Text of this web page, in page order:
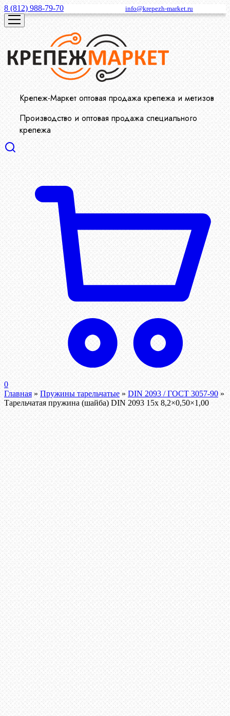
8 (812) 988-79-70 info@krepezh-market.ru
Крепеж-Маркет оптовая продажа крепежа и метизов
Производство и оптовая продажа специального
крепежа
0
Главная » Пружины тарельчатые » DIN 2093 / ГОСТ 3057-90 »
Тарельчатая пружина (шайба) DIN 2093 15x 8,2×0,50×1,00